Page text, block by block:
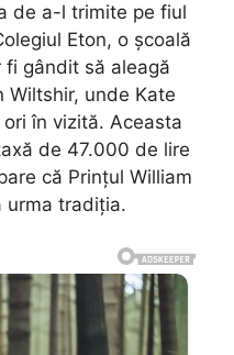
de a-l trimite pe fiul
Eton, o școală
gândit să aleagă
Wiltshir, unde Kate
în vizită. Aceasta
de 47.000 de lire
că Prințul William
urma tradiția.